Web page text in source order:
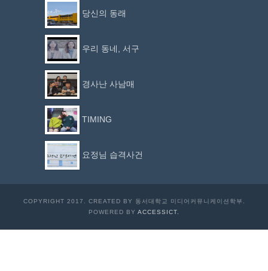
당신의 동래
우리 동네, 서구
경사난 사남매
TIMING
요정님 습격사건
COPYRIGHT 2017. CREATED BY 동서대학교 미디어커뮤니케이션학부.
POWERED BY ACCESSICT.